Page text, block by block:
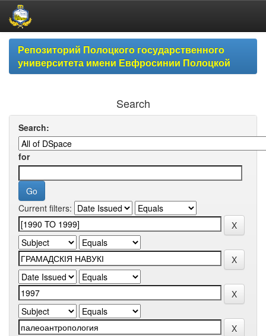
Skip
navigationРепозиторий Полоцкого государственного
университета имени Евфросинии Полоцкой
Search
Search:
for
Current filters: